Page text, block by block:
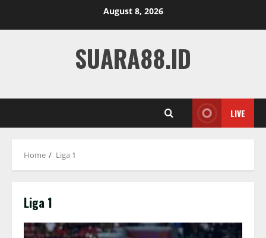
August 8, 2026
SUARA88.ID
LIVE
Home Liga 1
Liga 1